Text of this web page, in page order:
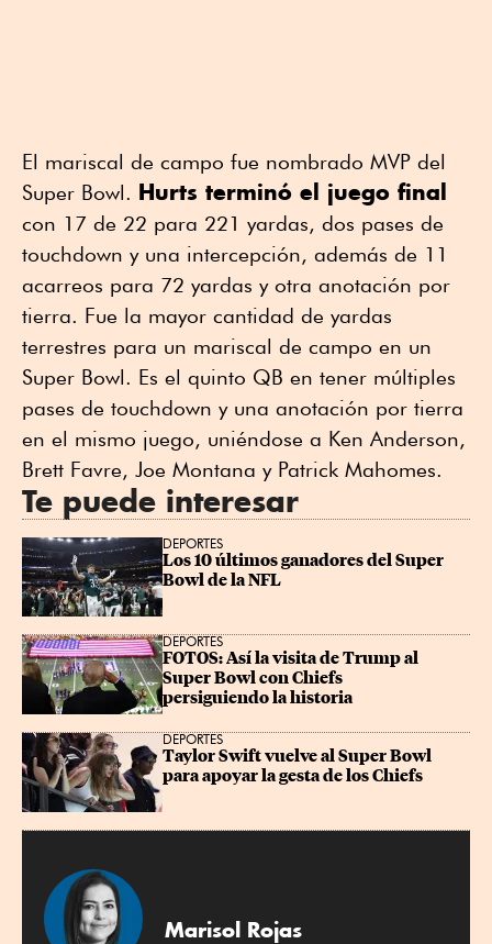
El mariscal de campo fue nombrado MVP del
Super Bowl. Hurts terminó el juego final
con 17 de 22 para 221 yardas, dos pases de
touchdown y una intercepción, además de 11
acarreos para 72 yardas y otra anotación por
tierra. Fue la mayor cantidad de yardas
terrestres para un mariscal de campo en un
Super Bowl. Es el quinto QB en tener múltiples
pases de touchdown y una anotación por tierra
en el mismo juego, uniéndose a Ken Anderson,
Brett Favre, Joe Montana y Patrick Mahomes.
Te puede interesar
DEPORTES
Los 10 últimos ganadores del Super
Bowl de la NFL
DEPORTES
FOTOS: Así la visita de Trump al
Super Bowl con Chiefs
persiguiendo la historia
DEPORTES
Taylor Swift vuelve al Super Bowl
para apoyar la gesta de los Chiefs
Marisol Rojas